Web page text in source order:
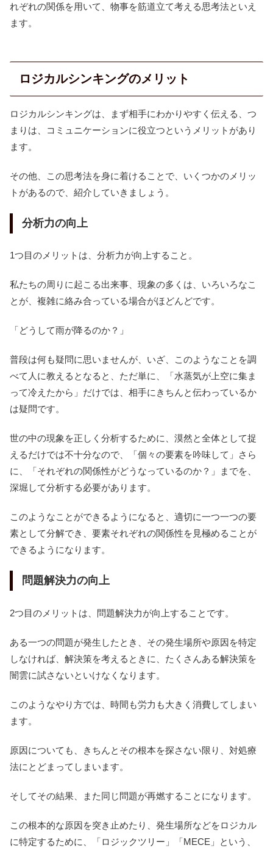
れぞれの関係を用いて、物事を筋道立て考える思考法といえ
ます。
ロジカルシンキングのメリット
ロジカルシンキングは、まず相手にわかりやすく伝える、つ
まりは、コミュニケーションに役立つというメリットがあり
ます。
その他、この思考法を身に着けることで、いくつかのメリッ
トがあるので、紹介していきましょう。
分析力の向上
1つ目のメリットは、分析力が向上すること。
私たちの周りに起こる出来事、現象の多くは、いろいろなこ
とが、複雑に絡み合っている場合がほどんどです。
「どうして雨が降るのか？」
普段は何も疑問に思いませんが、いざ、このようなことを調
べて人に教えるとなると、ただ単に、「水蒸気が上空に集ま
って冷えたから」だけでは、相手にきちんと伝わっているか
は疑問です。
世の中の現象を正しく分析するために、漠然と全体として捉
えるだけでは不十分なので、「個々の要素を吟味して」さら
に、「それぞれの関係性がどうなっているのか？」までを、
深堀して分析する必要があります。
このようなことができるようになると、適切に一つ一つの要
素として分解でき、要素それぞれの関係性を見極めることが
できるようになります。
問題解決力の向上
2つ目のメリットは、問題解決力が向上することです。
ある一つの問題が発生したとき、その発生場所や原因を特定
しなければ、解決策を考えるときに、たくさんある解決策を
闇雲に試さないといけなくなります。
このようなやり方では、時間も労力も大きく消費してしまい
ます。
原因についても、きちんとその根本を探さない限り、対処療
法にとどまってしまいます。
そしてその結果、また同じ問題が再燃することになります。
この根本的な原因を突き止めたり、発生場所などをロジカル
に特定するために、「ロジックツリー」「MECE」という、